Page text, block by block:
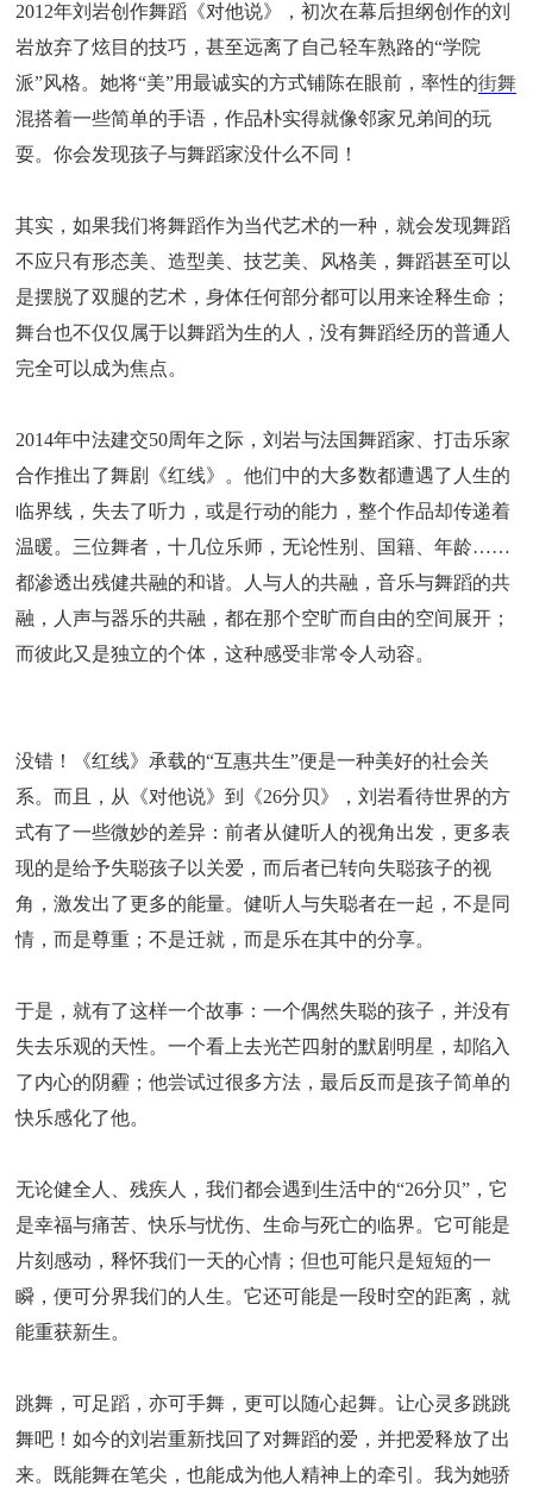
2012年刘岩创作舞蹈《对他说》，初次在幕后担纲创作的刘
岩放弃了炫目的技巧，甚至远离了自己轻车熟路的“学院
派”风格。她将“美”用最诚实的方式铺陈在眼前，率性的街舞
混搭着一些简单的手语，作品朴实得就像邻家兄弟间的玩
耍。你会发现孩子与舞蹈家没什么不同！
其实，如果我们将舞蹈作为当代艺术的一种，就会发现舞蹈
不应只有形态美、造型美、技艺美、风格美，舞蹈甚至可以
是摆脱了双腿的艺术，身体任何部分都可以用来诠释生命；
舞台也不仅仅属于以舞蹈为生的人，没有舞蹈经历的普通人
完全可以成为焦点。
2014年中法建交50周年之际，刘岩与法国舞蹈家、打击乐家
合作推出了舞剧《红线》。他们中的大多数都遭遇了人生的
临界线，失去了听力，或是行动的能力，整个作品却传递着
温暖。三位舞者，十几位乐师，无论性别、国籍、年龄……
都渗透出残健共融的和谐。人与人的共融，音乐与舞蹈的共
融，人声与器乐的共融，都在那个空旷而自由的空间展开；
而彼此又是独立的个体，这种感受非常令人动容。
没错！《红线》承载的“互惠共生”便是一种美好的社会关
系。而且，从《对他说》到《26分贝》，刘岩看待世界的方
式有了一些微妙的差异：前者从健听人的视角出发，更多表
现的是给予失聪孩子以关爱，而后者已转向失聪孩子的视
角，激发出了更多的能量。健听人与失聪者在一起，不是同
情，而是尊重；不是迁就，而是乐在其中的分享。
于是，就有了这样一个故事：一个偶然失聪的孩子，并没有
失去乐观的天性。一个看上去光芒四射的默剧明星，却陷入
了内心的阴霾；他尝试过很多方法，最后反而是孩子简单的
快乐感化了他。
无论健全人、残疾人，我们都会遇到生活中的“26分贝”，它
是幸福与痛苦、快乐与忧伤、生命与死亡的临界。它可能是
片刻感动，释怀我们一天的心情；但也可能只是短短的一
瞬，便可分界我们的人生。它还可能是一段时空的距离，就
能重获新生。
跳舞，可足蹈，亦可手舞，更可以随心起舞。让心灵多跳跳
舞吧！如今的刘岩重新找回了对舞蹈的爱，并把爱释放了出
来。既能舞在笔尖，也能成为他人精神上的牵引。我为她骄